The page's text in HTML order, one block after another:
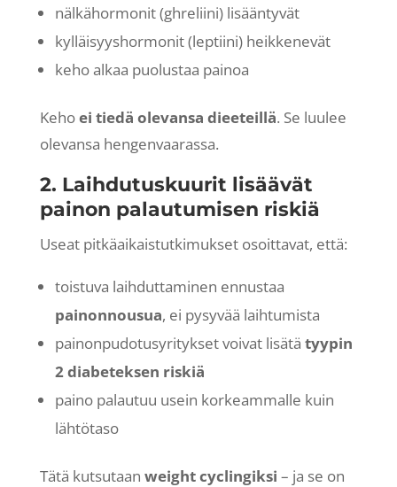
nälkähormonit (ghreliini) lisääntyvät
kylläisyyshormonit (leptiini) heikkenevät
keho alkaa puolustaa painoa
Kehoei tiedä olevansa dieeteillä. Se luulee
olevansa hengenvaarassa.
2. Laihdutuskuurit lisäävät
painon palautumisen riskiä
Useat pitkäaikaistutkimukset osoittavat, että:
toistuva laihduttaminen ennustaa
painonnousua, ei pysyvää laihtumista
painonpudotusyritykset voivat lisätä tyypin
2 diabeteksen riskiä
paino palautuu usein korkeammalle kuin
lähtötaso
Tätä kutsutaan weight cyclingiksi – ja se on